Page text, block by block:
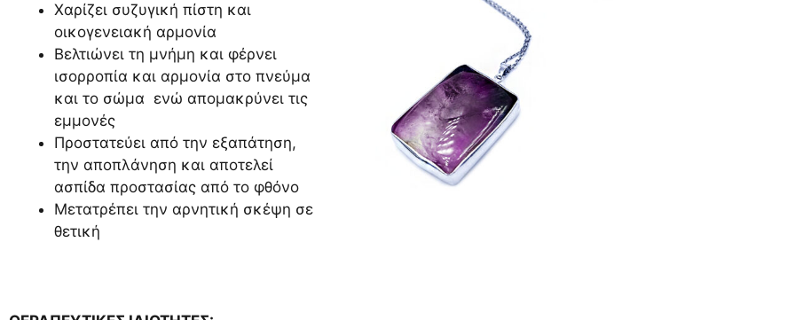
Χαρίζει συζυγική πίστη και
οικογενειακή αρμονία
Βελτιώνει τη μνήμη και φέρνει
ισορροπία και αρμονία στο πνεύμα
και το σώμα ενώ απομακρύνει τις
εμμονές
Προστατεύει από την εξαπάτηση,
την αποπλάνηση και αποτελεί
ασπίδα προστασίας από το φθόνο
Μετατρέπει την αρνητική σκέψη σε
θετική